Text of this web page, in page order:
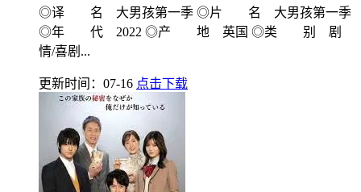
◎译 名 大男孩第一季 ◎片 名 大男孩第一季
◎年 代 2022 ◎产 地 英国 ◎类 别 剧
情/喜剧...
更新时间：07-16 点击下载